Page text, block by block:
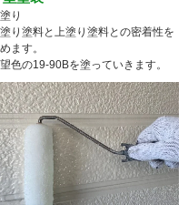
り
り塗料と上塗り塗料との密着性を
ます。
色の19-90Bを塗っていきます。